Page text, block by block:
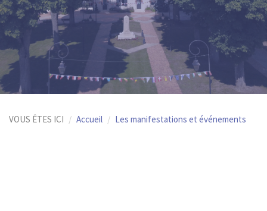
VOUS ÊTES ICI Accueil Les manifestations et événements